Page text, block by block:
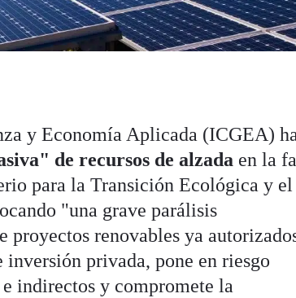
y Economía Aplicada (ICGEA) ha
de recursos de alzada en la
para la Transición Ecológica y el
"una grave parálisis
proyectos renovables ya
privada, pone en riesgo
indirectos y compromete la